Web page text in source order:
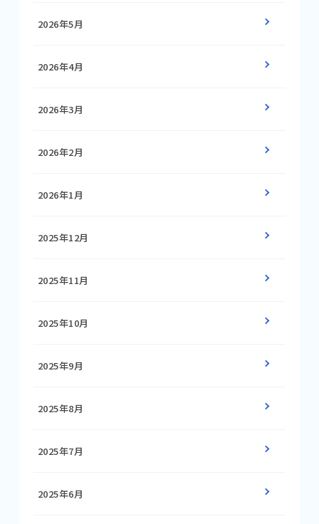
2026年5月
2026年4月
2026年3月
2026年2月
2026年1月
2025年12月
2025年11月
2025年10月
2025年9月
2025年8月
2025年7月
2025年6月